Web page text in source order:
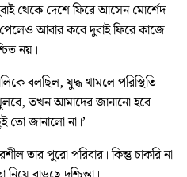
থেকে দেশে ফিরে আসেন মোর্শেদ।
আবার কবে দুবাই ফিরে কাজে
নয়।
বলছিল, যুদ্ধ থামলে পরিস্থিতি
তখন আমাদের জানানো হবে।
জানালো না।’
তার পুরো পরিবার। কিন্তু চাকরি না